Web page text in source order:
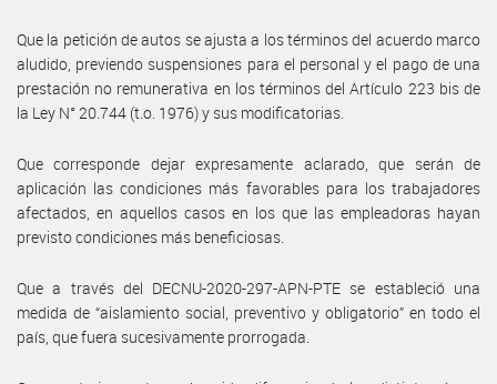
Que la petición de autos se ajusta a los términos del acuerdo marco
aludido, previendo suspensiones para el personal y el pago de una
prestación no remunerativa en los términos del Artículo 223 bis de
la Ley N° 20.744 (t.o. 1976) y sus modificatorias.
Que corresponde dejar expresamente aclarado, que serán de
aplicación las condiciones más favorables para los trabajadores
afectados, en aquellos casos en los que las empleadoras hayan
previsto condiciones más beneficiosas.
Que a través del DECNU-2020-297-APN-PTE se estableció una
medida de “aislamiento social, preventivo y obligatorio” en todo el
país, que fuera sucesivamente prorrogada.